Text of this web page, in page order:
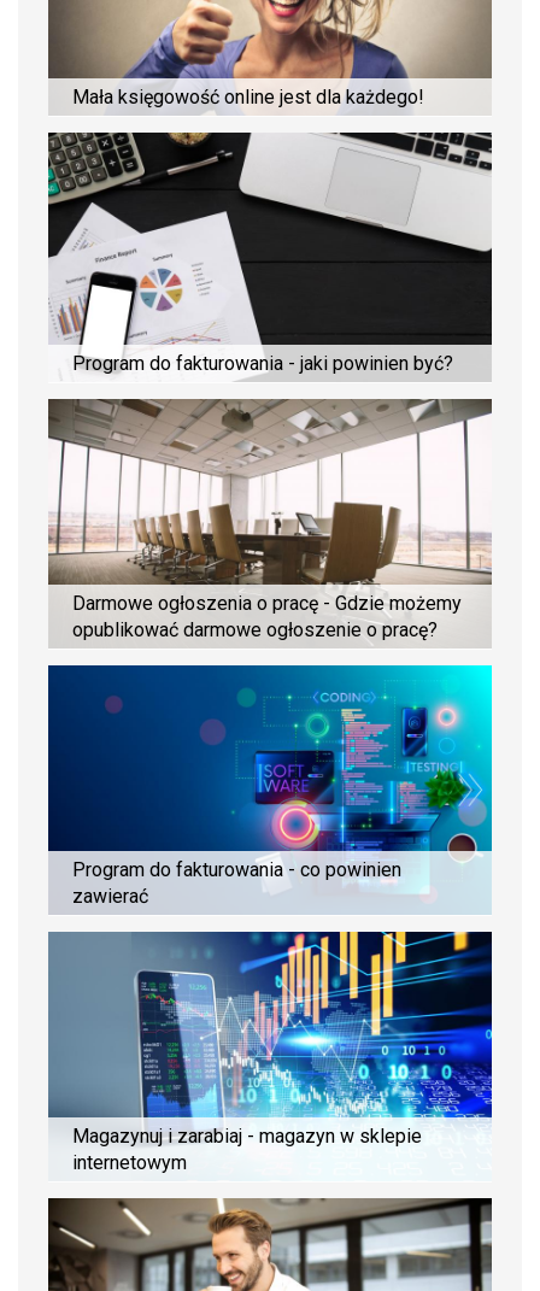
Mała księgowość online jest dla każdego!
Program do fakturowania - jaki powinien być?
Darmowe ogłoszenia o pracę - Gdzie możemy
opublikować darmowe ogłoszenie o pracę?
Program do fakturowania - co powinien
zawierać
Magazynuj i zarabiaj - magazyn w sklepie
internetowym